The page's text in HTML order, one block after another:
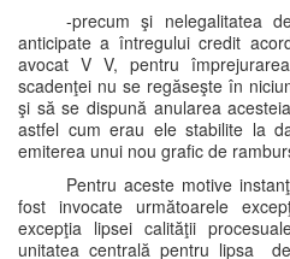
-precum şi nelegalitatea
anticipate a întregului credit
avocat V V, pentru
scadenţei nu se regăseşte în
şi să se dispună anularea
astfel cum erau ele stabilite la
emiterea unui nou grafic de
Pentru aceste motive
fost invocate următoarele
excepţia lipsei calităţii
unitatea centrală pentru lipsa